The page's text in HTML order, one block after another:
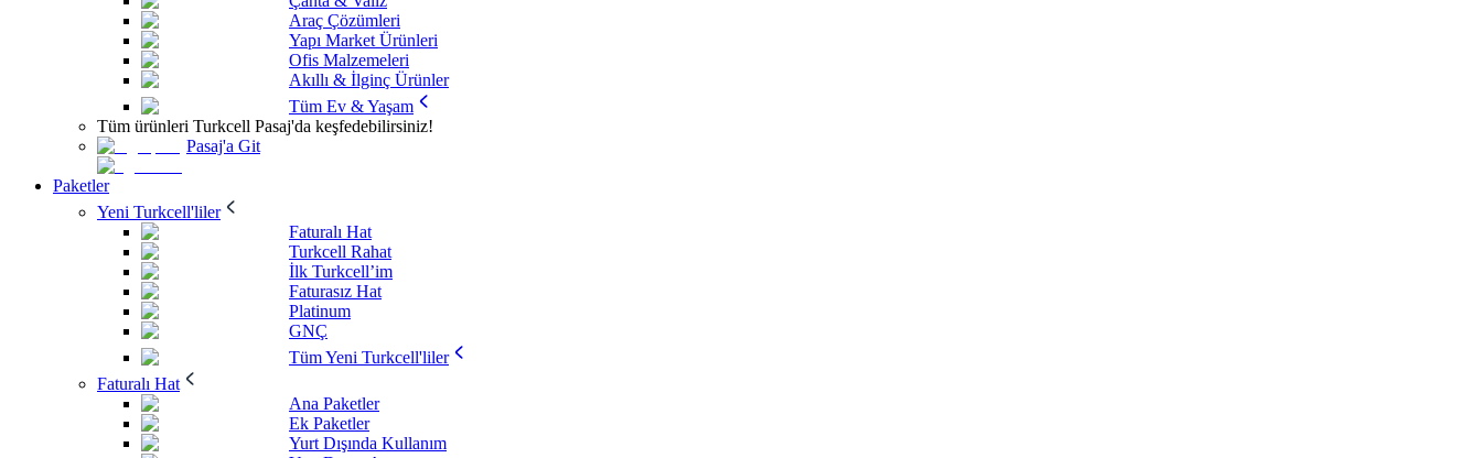
Araç Çözümleri
Yapı Market Ürünleri
Ofis Malzemeleri
Akıllı & İlginç Ürünler
Tüm Ev & Yaşam
Tüm ürünleri Turkcell Pasaj'da keşfedebilirsiniz!
Pasaj'a Git
Paketler
Yeni Turkcell'liler
Faturalı Hat
Turkcell Rahat
İlk Turkcell’im
Faturasız Hat
Platinum
GNÇ
Tüm Yeni Turkcell'liler
Faturalı Hat
Ana Paketler
Ek Paketler
Yurt Dışında Kullanım